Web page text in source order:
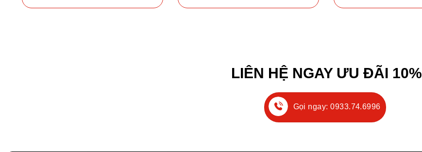
LIÊN HỆ NGAY ƯU ĐÃI 10%
Gọi ngay: 0933.74.6996